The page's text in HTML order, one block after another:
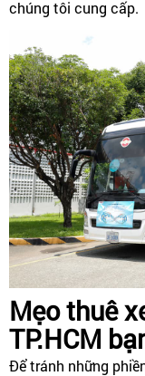
chúng tôi cung cấp.
Mẹo thuê
TP.HCM
Để tránh những